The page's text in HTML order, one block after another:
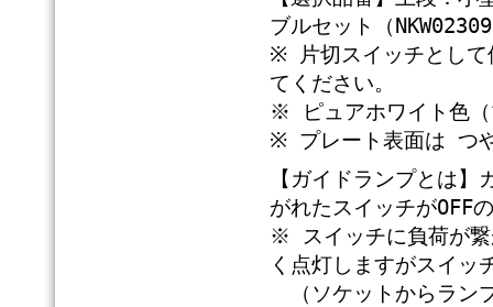
ブルセット（
※ 片切スイッチとし
てください。
※ ピュアホワイト色
※ プレート表面は つ
【ガイドランプとは
がれたスイッチがOFF
※ スイッチに負荷が繋
く点灯しますがスイッ
（ソケットからラン